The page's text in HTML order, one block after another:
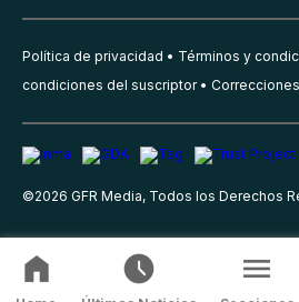
Política de privacidad Términos y
condiciones del suscriptor
Correcciones
©2026 GFR Media, Todos los Derechos